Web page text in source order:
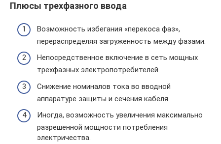
Плюсы трехфазного ввода
Возможность избегания «перекоса фаз»,
перераспределяя загруженность между фазами.
Непосредственное включение в сеть мощных
трехфазных электропотребителей.
Снижение номиналов тока во вводной
аппаратуре защиты и сечения кабеля.
Иногда, возможность увеличения максимально
разрешенной мощности потребления
электричества.